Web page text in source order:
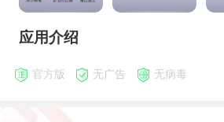
应用介绍
官方版 无广告 无病毒